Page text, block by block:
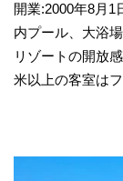
開業:2000年8月
内プール、大浴
リゾートの開放
米以上の客室は